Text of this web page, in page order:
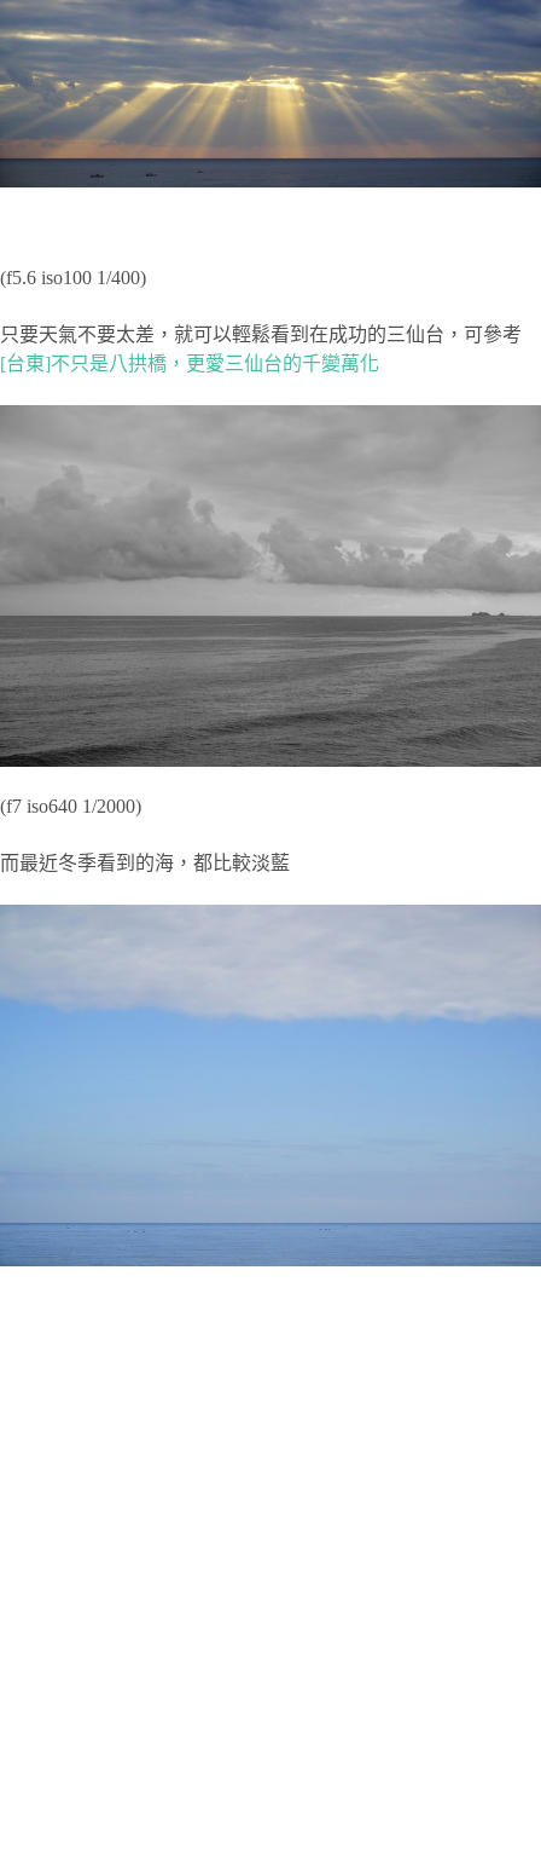
(f5.6 iso100 1/400)
只要天氣不要太差，就可以輕鬆看到在成功的三仙台，可參考
[台東]不只是八拱橋，更愛三仙台的千變萬化
(f7 iso640 1/2000)
而最近冬季看到的海，都比較淡藍